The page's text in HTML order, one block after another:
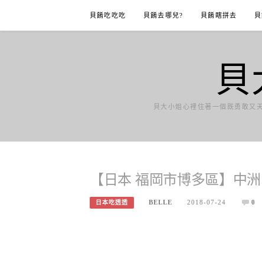
content
貝餚吃吃吃 貝餚去哪兒? 貝餚瞎拼去
貝大小姐心裡住著一個既勇敢又
【日本 福岡市博多區】中
日本吃透透 BELLE 2018-07-24 0